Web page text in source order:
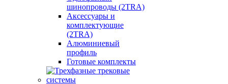
шинопроводы (2TRA)
Аксессуары и
комплектующие
(2TRA)
Алюминиевый
профиль
Готовые комплекты